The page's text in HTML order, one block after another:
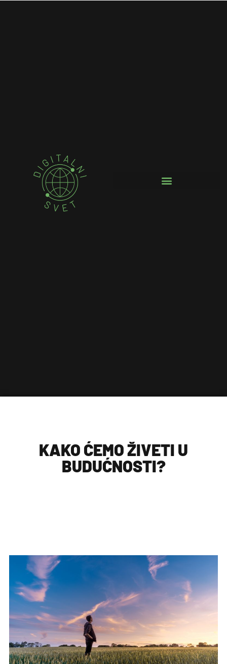
KAKO ĆEMO ŽIVETI U
BUDUĆNOSTI?